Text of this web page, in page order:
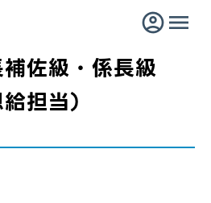
佐級・係長級
担当）